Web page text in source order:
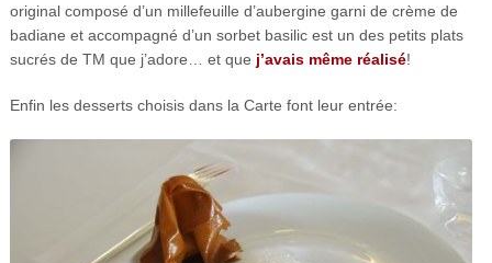
original composé d’un millefeuille d’aubergine garni de crème de
badiane et accompagné d’un sorbet basilic est un des petits plats
sucrés de TM que j’adore… et que j’avais même réalisé!
Enfin les desserts choisis dans la Carte font leur entrée: